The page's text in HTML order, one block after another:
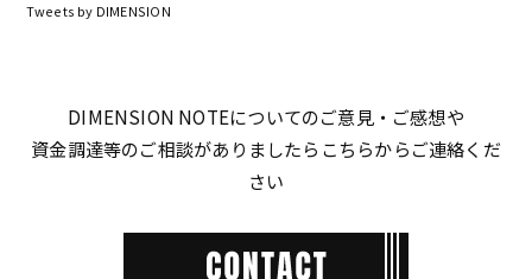
Tweets by DIMENSION
DIMENSION NOTEについてのご意見・ご感想や
資金調達等のご相談がありましたらこちらからご連絡くだ
さい